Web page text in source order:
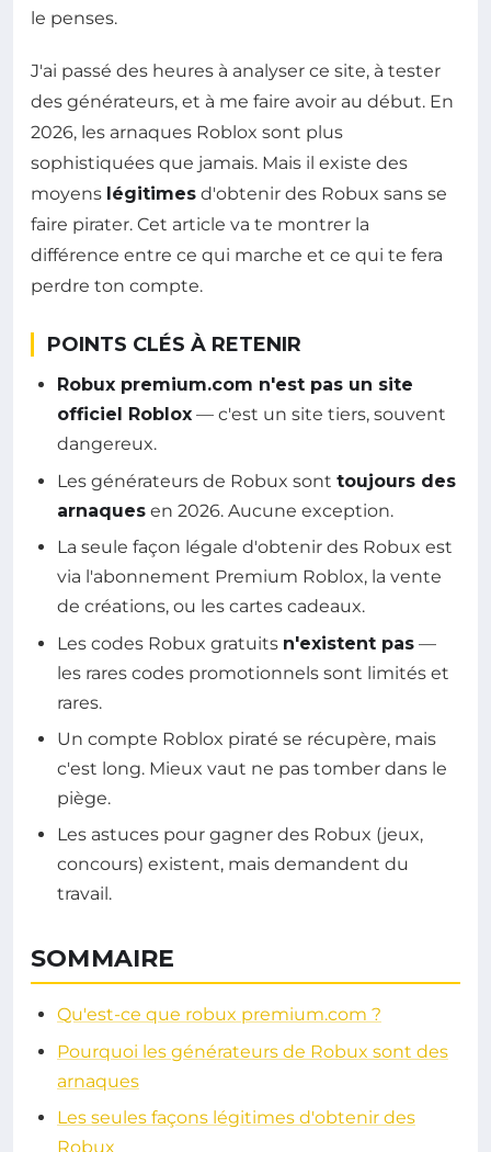
le penses.
J'ai passé des heures à analyser ce site, à tester
des générateurs, et à me faire avoir au début. En
2026, les arnaques Roblox sont plus
sophistiquées que jamais. Mais il existe des
moyens légitimes d'obtenir des Robux sans se
faire pirater. Cet article va te montrer la
différence entre ce qui marche et ce qui te fera
perdre ton compte.
POINTS CLÉS À RETENIR
Robux premium.com n'est pas un site
officiel Roblox — c'est un site tiers, souvent
dangereux.
Les générateurs de Robux sont toujours des
arnaques en 2026. Aucune exception.
La seule façon légale d'obtenir des Robux est
via l'abonnement Premium Roblox, la vente
de créations, ou les cartes cadeaux.
Les codes Robux gratuits n'existent pas —
les rares codes promotionnels sont limités et
rares.
Un compte Roblox piraté se récupère, mais
c'est long. Mieux vaut ne pas tomber dans le
piège.
Les astuces pour gagner des Robux (jeux,
concours) existent, mais demandent du
travail.
SOMMAIRE
Qu'est-ce que robux premium.com ?
Pourquoi les générateurs de Robux sont des
arnaques
Les seules façons légitimes d'obtenir des
Robux